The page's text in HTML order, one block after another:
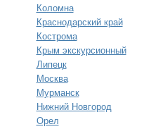
Коломна
Краснодарский край
Кострома
Крым экскурсионный
Липецк
Москва
Мурманск
Нижний Новгород
Орел